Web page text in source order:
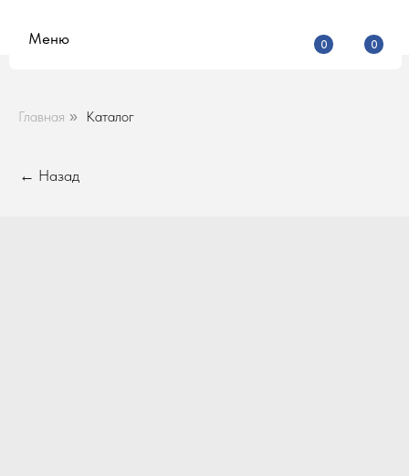
Главная » Каталог
← Назад